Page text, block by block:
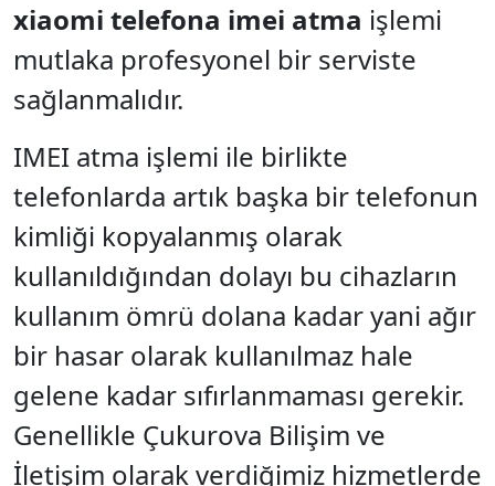
xiaomi telefona imei atma işlemi
mutlaka profesyonel bir serviste
sağlanmalıdır.
IMEI atma işlemi ile birlikte
telefonlarda artık başka bir telefonun
kimliği kopyalanmış olarak
kullanıldığından dolayı bu cihazların
kullanım ömrü dolana kadar yani ağır
bir hasar olarak kullanılmaz hale
gelene kadar sıfırlanmaması gerekir.
Genellikle Çukurova Bilişim ve
İletişim olarak verdiğimiz hizmetlerde